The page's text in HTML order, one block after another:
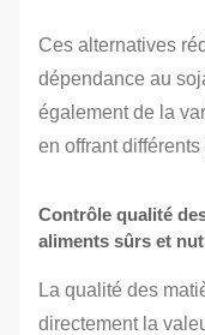
Ces alternatives
dépendance au
également de la
en offrant
Contrôle qualité
aliments sûrs et
La qualité des
directement la